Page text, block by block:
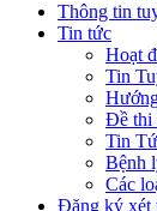
Thông tin
Tin tức
Hoạt
Tin
Đề thi
Tin
Bệnh
Các
Đăng ký xét